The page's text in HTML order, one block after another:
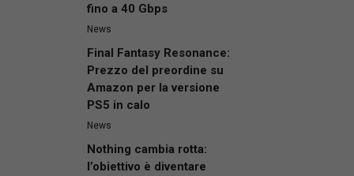
fino a 40 Gbps
News
Final Fantasy Resonance:
Prezzo del preordine su
Amazon per la versione
PS5 in calo
News
Nothing cambia rotta:
l’obiettivo è diventare